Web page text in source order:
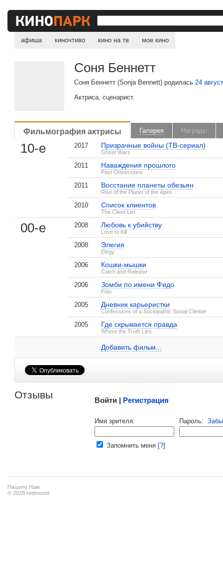
афиша киночтиво кино на тв мое кино
Соня Беннетт
Соня Беннетт (Sonja Bennett) родилась24
Актриса, сценарист.
Фильмография актрисы Галерея Награды
10-е 2017 Призрачные войны (ТВ-сериал)
Ghost Wars
2011 Наваждения прошлого
Past Obsessions
2011 Восстание планеты обезьян
Rise of the Planet of the Apes
2010 Список клиентов
The Client List
00-е 2008 Любовь к убийству
Love to Kill
2008 Элегия
Elegy
2006 Кошки-мышки
Catch and Release
2006 Зомби по имени Фидо
Fido
2005 Дневник карьеристки
Confessions of a Sociopathic Social Climber
2005 Где скрывается правда
Where the Truth Lies
Добавить фильм...
Зомби по имени Фидо
Соня Беннетт на IMDB.com
Отзывы
, поделитесь своим мнением
Войти | Регистрация
Имя зрителя: Пароль:
Запомнить меня [?]
Пишите Нам
© 2026 redmount